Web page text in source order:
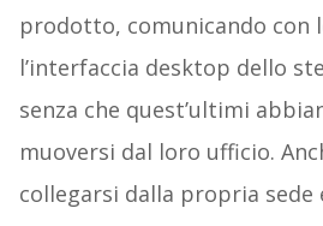
prodotto, comunicando con
l’interfaccia desktop dello
senza che quest’ultimi
muoversi dal loro ufficio.
collegarsi dalla propria sede